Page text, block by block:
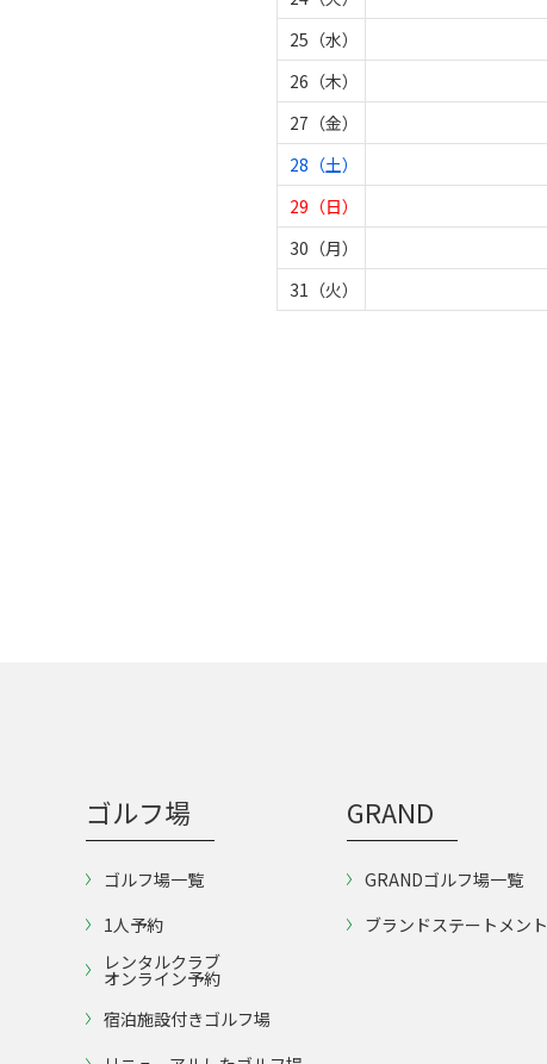
25（水）
26（木）
27（金）
28（土）
29（日）
30（月）
31（火）
ゴルフ場
ゴルフ場一覧
1人予約
レンタルクラブ
オンライン予約
宿泊施設付きゴルフ場
GRAND
GRANDゴルフ場一覧
ブランドステートメント